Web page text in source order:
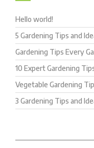
Hello world!
5 Gardening Tips and
Gardening Tips Every
10 Expert Gardening
Vegetable Gardening
3 Gardening Tips and